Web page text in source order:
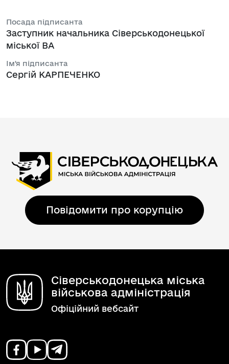
Посада підписанта
Заступник начальника Сіверськодонецької
міської ВА
Ім'я підписанта
Сергій КАРПЕЧЕНКО
Повідомити про корупцію
Сіверськодонецька міська
військова адміністрація
Офіційний вебсайт